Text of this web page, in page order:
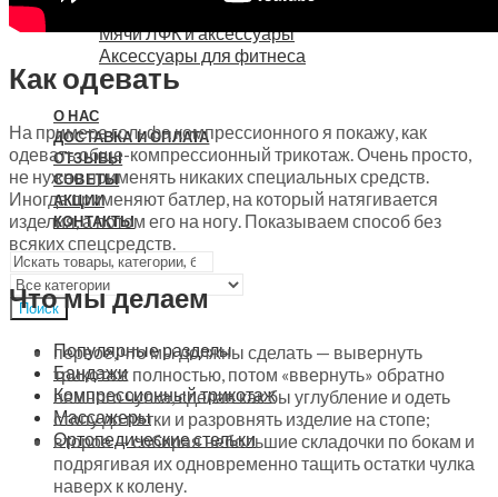
Скандинавская ходьба
Мячи ЛФК и аксессуары
Аксессуары для фитнеса
О НАС
ДОСТАВКА И ОПЛАТА
ОТЗЫВЫ
СОВЕТЫ
АКЦИИ
КОНТАКТЫ
Поиск
Популярные разделы
Бандажи
Компрессионный трикотаж
Массажеры
Ортопедические стельки
Как одевать
На примере гольфа компрессионного я покажу, как
одевать обще-компрессионный трикотаж. Очень просто,
не нужно применять никаких специальных средств.
Иногда применяют батлер, на который натягивается
изделия, а потом его на ногу. Показываем способ без
всяких спецсредств.
Что мы делаем
первое, что мы должны сделать — вывернуть
трикотаж полностью, потом «ввернуть» обратно
немного чулка, сделав как бы углубление и одеть
стопу до пятки и разровнять изделие на стопе;
второе — собирая небольшие складочки по бокам и
подрягивая их одновременно тащить остатки чулка
наверх к колену.